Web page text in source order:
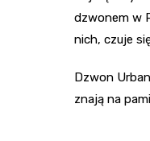
dzwonem w
nich, czuje
Dzwon
znają na